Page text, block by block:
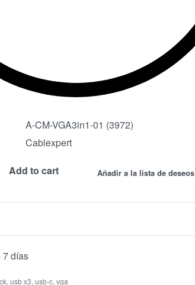
A-CM-VGA3in1-01 (3972)
Cablexpert
Add to cart Añadir a la lista de deseos
7 días
, usb x3, usb-c, vga